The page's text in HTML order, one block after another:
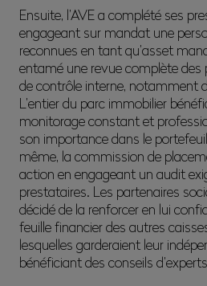
Ensuite, l’AVE a complété ses
engageant sur mandat une
reconnues en tant qu’asset
entamé une revue complète
de contrôle interne, notamment
L’entier du parc immobilier
monitorage constant et
son importance dans le
même, la commission de
action en engageant un audit
prestataires. Les partenaires
décidé de la renforcer en lui
feuille financier des autres
lesquelles garderaient leur
bénéficiant des conseils